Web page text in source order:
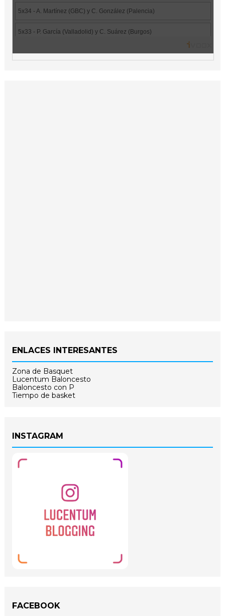
ENLACES INTERESANTES
Zona de Basquet
Lucentum Baloncesto
Baloncesto con P
Tiempo de basket
INSTAGRAM
FACEBOOK